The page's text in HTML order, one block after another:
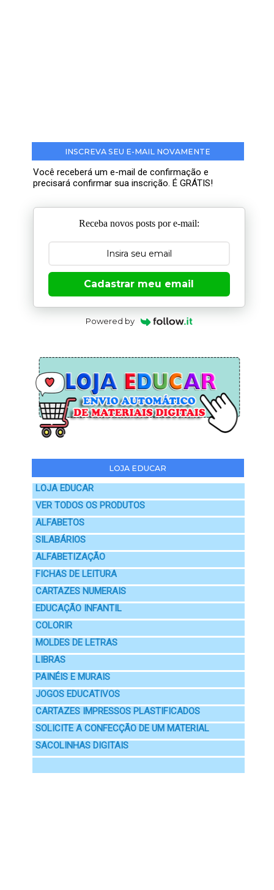
INSCREVA SEU E-MAIL NOVAMENTE
Você receberá um e-mail de confirmação e
precisará confirmar sua inscrição. É GRÁTIS!
Receba novos posts por e-mail:
Cadastrar meu email
Powered by
LOJA EDUCAR
LOJA EDUCAR
VER TODOS OS PRODUTOS
ALFABETOS
SILABÁRIOS
ALFABETIZAÇÃO
FICHAS DE LEITURA
CARTAZES NUMERAIS
EDUCAÇÃO INFANTIL
COLORIR
MOLDES DE LETRAS
LIBRAS
PAINÉIS E MURAIS
JOGOS EDUCATIVOS
CARTAZES IMPRESSOS PLASTIFICADOS
SOLICITE A CONFECÇÃO DE UM MATERIAL
SACOLINHAS DIGITAIS